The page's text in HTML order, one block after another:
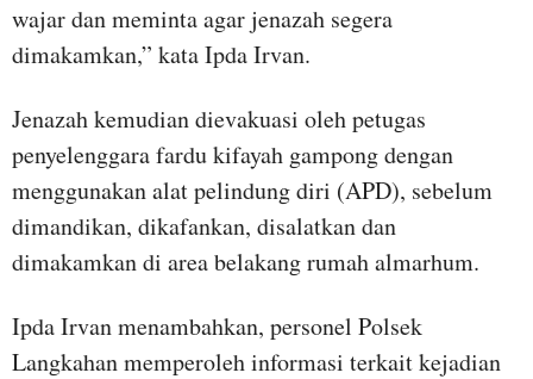
wajar dan meminta agar jenazah segera
dimakamkan,” kata Ipda Irvan.
Jenazah kemudian dievakuasi oleh petugas
penyelenggara fardu kifayah gampong dengan
menggunakan alat pelindung diri (APD), sebelum
dimandikan, dikafankan, disalatkan dan
dimakamkan di area belakang rumah almarhum.
Ipda Irvan menambahkan, personel Polsek
Langkahan memperoleh informasi terkait kejadian